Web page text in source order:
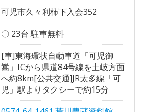
可児市久々利柿下入会352
〇 23台 駐車無料
[車]東海環状自動車道「可児御
嵩」ICから県道84号線を土岐方面
へ約8km[公共交通]JR太多線「可
児」駅よりタクシーで約15分